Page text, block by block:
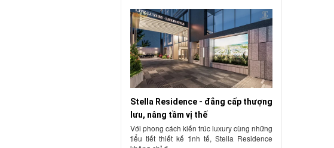
Stella Residence - đẳng cấp thượng
lưu, nâng tầm vị thế
Với phong cách kiến trúc luxury cùng những
tiểu tiết thiết kế tinh tế, Stella Residence